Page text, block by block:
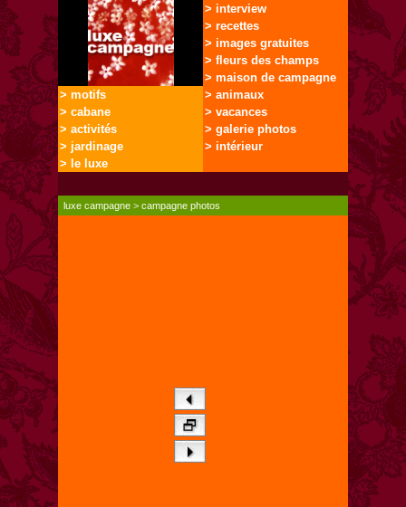
> interview
> recettes
> images gratuites
> fleurs des champs
> maison de campagne
> motifs
> cabane
> activités
> jardinage
> le luxe
> animaux
> vacances
> galerie photos
> intérieur
luxe campagne >campagne photos